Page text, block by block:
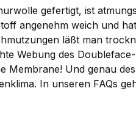
gefertigt, ist
angenehm weich und
läßt man
Webung des
Membrane! Und genau
In unseren FAQs